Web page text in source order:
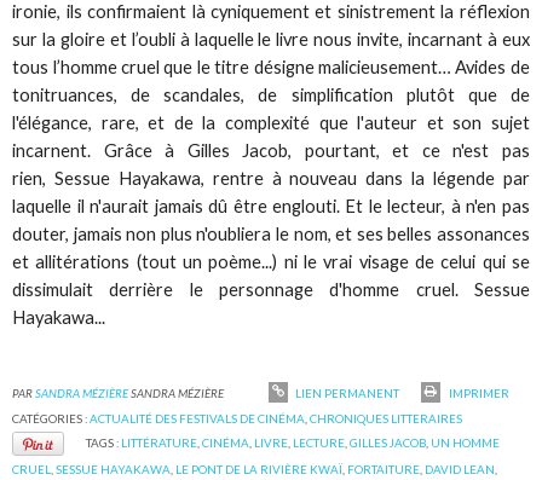
ironie, ils confirmaient là cyniquement et sinistrement la réflexion
sur la gloire et l’oubli à laquelle le livre nous invite, incarnant à eux
tous l’homme cruel que le titre désigne malicieusement… Avides de
tonitruances, de scandales, de simplification plutôt que de
l'élégance, rare, et de la complexité que l'auteur et son sujet
incarnent. Grâce à Gilles Jacob, pourtant, et ce n'est pas
rien, Sessue Hayakawa, rentre à nouveau dans la légende par
laquelle il n'aurait jamais dû être englouti. Et le lecteur, à n'en pas
douter, jamais non plus n'oubliera le nom, et ses belles assonances
et allitérations (tout un poème...) ni le vrai visage de celui qui se
dissimulait derrière le personnage d'homme cruel. Sessue
Hayakawa...
PARSANDRA MÉZIÈRESANDRA MÉZIÈRE LIEN PERMANENT
IMPRIMER
CATÉGORIES :ACTUALITÉ DES FESTIVALS DE CINÉMA ,CHRONIQUES LITTERAIRES
TAGS : LITTÉRATURE ,CINÉMA LIVRE LECTURE ,GILLES JACOB UN HOMME
CRUEL,SESSUE HAYAKAWA, LE PONT DE LA RIVIÈRE KWAÏ, FORTAITURE, DAVID LEAN,